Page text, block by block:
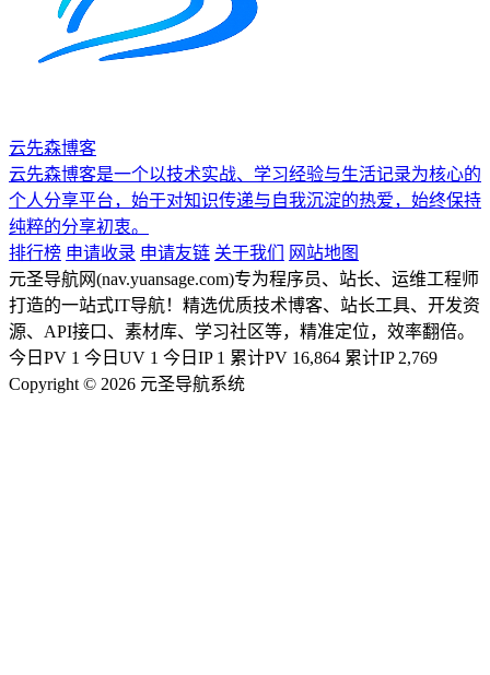
云先森博客
云先森博客是一个以技术实战、学习经验与生活记录为核心的
个人分享平台，始于对知识传递与自我沉淀的热爱，始终保持
纯粹的分享初衷。
排行榜 申请收录 申请友链 关于我们
网站地图
元圣导航网(nav.yuansage.com)专为程序员、站长、运维工程师
打造的一站式IT导航！精选优质技术博客、站长工具、开发资
源、API接口、素材库、学习社区等，精准定位，效率翻倍。
今日PV 1 今日UV 1 今日IP 1 累计PV 16,864 累计IP 2,769
Copyright © 2026 元圣导航系统